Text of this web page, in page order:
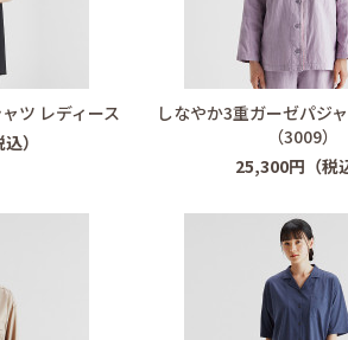
ツ レディース
）
しなやか3重ガーゼパジ
（3009）
25,300円（税